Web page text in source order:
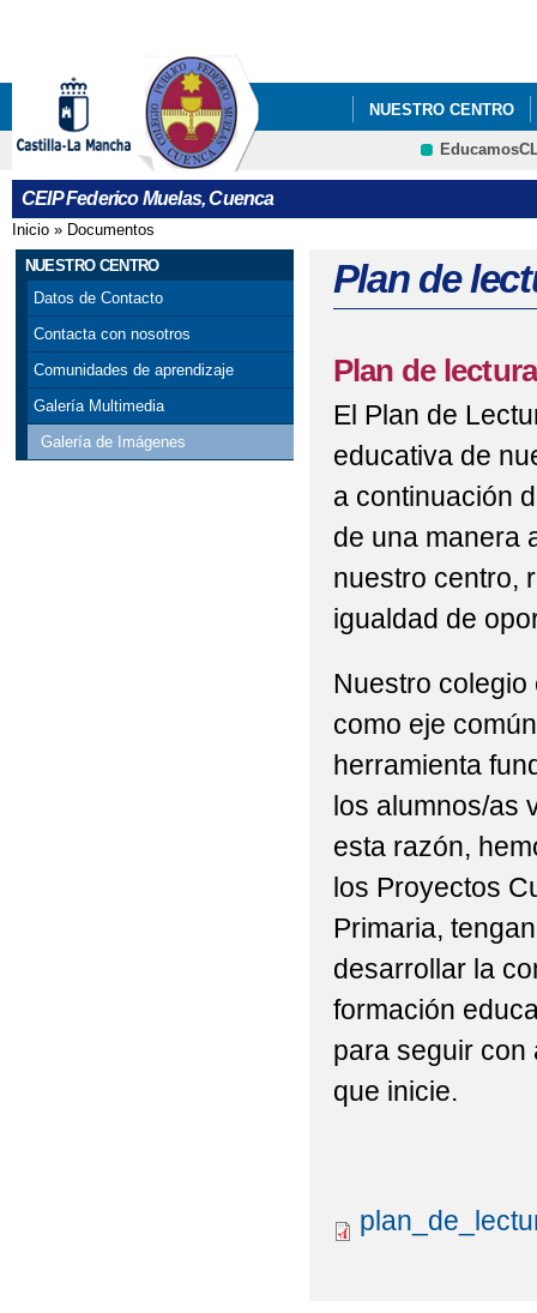
NUESTRO CENTRO
CEIP Federico Muelas, Cuenca
Se encuentra usted aquí
Inicio » Documentos
NUESTRO CENTRO
Datos de Contacto
Contacta con nosotros
Comunidades de aprendizaje
Galería Multimedia
Galería de Imágenes
Plan de
Plan de
El Plan de
educativa de
a continuación
de una manera
nuestro centro,
igualdad de
Nuestro colegio
como eje
herramienta
los alumnos/as
esta razón,
los Proyectos
Primaria,
desarrollar la
formación
para seguir con
que inicie.